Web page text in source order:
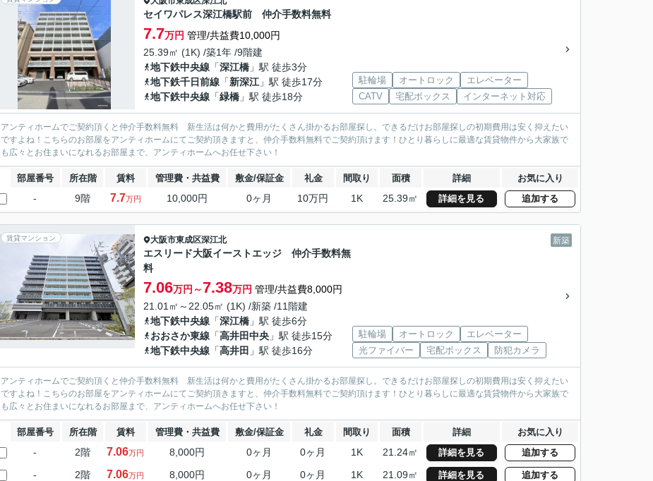
セイワパレス深江橋駅前 仲介手数料無料
7.7万円 管理/共益費10,000円
25.39㎡ (1K) /築1年 /9階建
地下鉄中央線 「深江橋 」駅 徒歩3分
地下鉄千日前線 「新深江 」駅 徒歩17分
地下鉄中央線 「緑橋 」駅 徒歩18分
駐輪場 オートロック
エレベーター
CATV
宅配ボックス インターネット対応
アンティホームでご契約頂くと仲介手数料無料 新生活は何かと費用がたくさん掛かるお部屋探し。できるだけお部屋探しの初期費用は安く抑えたい
ですよね！こちらのお部屋をアンティホームにてご契約頂きますと、仲介手数料無料でご契約頂けます！ひとり暮らしに最適な賃貸物件から大家族で
も広々とお住まいになれるお部屋まで、アンティホームへお任せ下さい！
部屋番号 所在階 賃料 管理費・共益費 敷金/保証金 礼金 間取り 面積 詳細 お気に入り
- 9階 7.7万円 10,000円 0ヶ月 10万円 1K 25.39㎡ 詳細を見る 追加する
賃貸マンション 新築
大阪市東成区深江北
エスリード大阪イーストエッジ 仲介手数料無
料
7.06万円～7.38万円 管理/共益費8,000円
21.01㎡～22.05㎡ (1K) /新築 /11階建
地下鉄中央線 「深江橋 」駅 徒歩6分
おおさか東線 「高井田中央 」駅 徒歩15分
地下鉄中央線 「高井田 」駅 徒歩16分
駐輪場 オートロック
エレベーター
光ファイバー
宅配ボックス 防犯カメラ
アンティホームでご契約頂くと仲介手数料無料 新生活は何かと費用がたくさん掛かるお部屋探し。できるだけお部屋探しの初期費用は安く抑えたい
ですよね！こちらのお部屋をアンティホームにてご契約頂きますと、仲介手数料無料でご契約頂けます！ひとり暮らしに最適な賃貸物件から大家族で
も広々とお住まいになれるお部屋まで、アンティホームへお任せ下さい！
部屋番号 所在階 賃料 管理費・共益費 敷金/保証金 礼金 間取り 面積 詳細 お気に入り
- 2階 7.06万円 8,000円 0ヶ月 0ヶ月 1K 21.24㎡ 詳細を見る 追加する
- 2階 7.06万円 8,000円 0ヶ月 0ヶ月 1K 21.09㎡ 詳細を見る 追加する